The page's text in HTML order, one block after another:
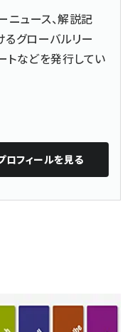
ニュース、解説記
るグローバルリー
トなどを発行してい
ロフィールを見る